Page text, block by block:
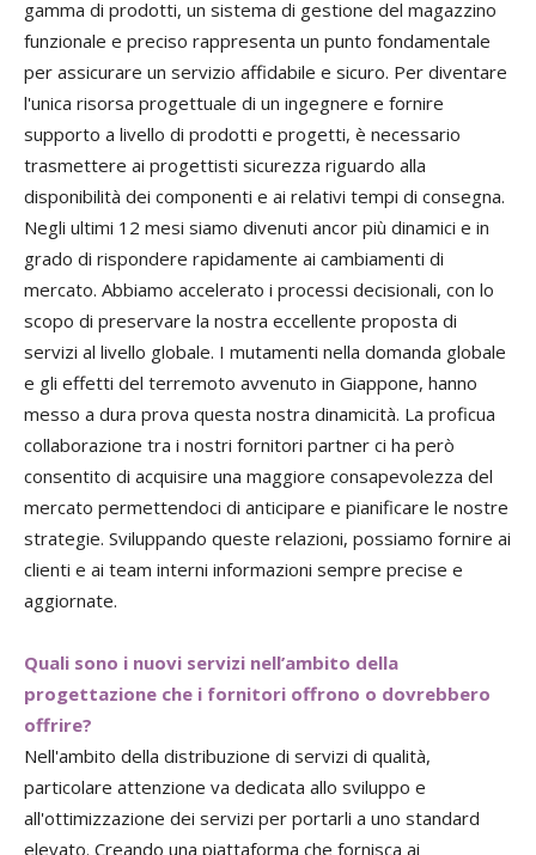
gamma di prodotti, un sistema di gestione del magazzino
funzionale e preciso rappresenta un punto fondamentale
per assicurare un servizio affidabile e sicuro. Per diventare
l'unica risorsa progettuale di un ingegnere e fornire
supporto a livello di prodotti e progetti, è necessario
trasmettere ai progettisti sicurezza riguardo alla
disponibilità dei componenti e ai relativi tempi di consegna.
Negli ultimi 12 mesi siamo divenuti ancor più dinamici e in
grado di rispondere rapidamente ai cambiamenti di
mercato. Abbiamo accelerato i processi decisionali, con lo
scopo di preservare la nostra eccellente proposta di
servizi al livello globale. I mutamenti nella domanda globale
e gli effetti del terremoto avvenuto in Giappone, hanno
messo a dura prova questa nostra dinamicità. La proficua
collaborazione tra i nostri fornitori partner ci ha però
consentito di acquisire una maggiore consapevolezza del
mercato permettendoci di anticipare e pianificare le nostre
strategie. Sviluppando queste relazioni, possiamo fornire ai
clienti e ai team interni informazioni sempre precise e
aggiornate.
Quali sono i nuovi servizi nell’ambito della
progettazione che i fornitori offrono o dovrebbero
offrire?
Nell'ambito della distribuzione di servizi di qualità,
particolare attenzione va dedicata allo sviluppo e
all'ottimizzazione dei servizi per portarli a uno standard
elevato. Creando una piattaforma che fornisca ai